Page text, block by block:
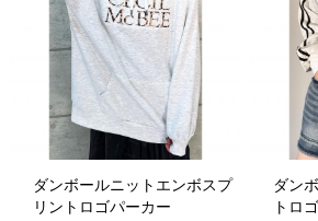
ダンボールニットエンボスプ
リントロゴパーカー
ダン
トロ